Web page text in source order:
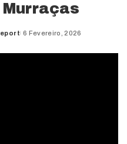
6 Fevereiro, 2026